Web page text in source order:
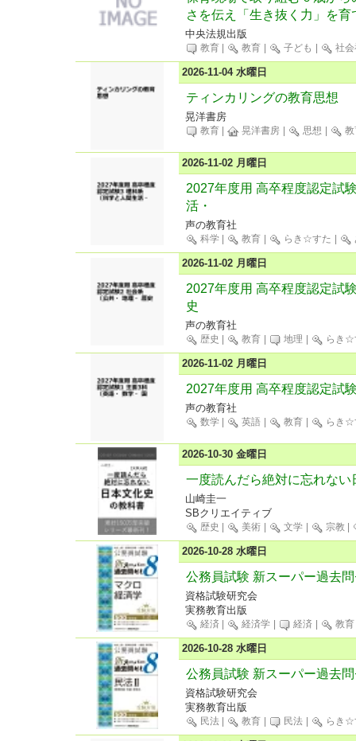
さを伝え「生き抜く力」を育
中央法規出版
教育 教育 子ども 社
2026-11-04 水曜日
ティンカリングの教育思想
晃洋書房
教育 晃洋書房 思想 教
2026-11-02 月曜日
2027年度用 高卒程度認定試
活・
声の教育社
科学 教育 らき☆すた
2026-11-02 月曜日
2027年度用 高卒程度認定試
史
声の教育社
歴史 教育 地理 らき☆
2026-11-02 月曜日
2027年度用 高卒程度認定試
声の教育社
数学 英語 教育 らき☆
2026-10-30 金曜日
一度読んだら絶対に忘れない
山崎圭一
SBクリエイティブ
歴史 美術 文学 宗教
2026-10-28 水曜日
公務員試験 新スーパー過去
資格試験研究会
実務教育出版
経済 経済学 経済 教育
2026-10-28 水曜日
公務員試験 新スーパー過去
資格試験研究会
実務教育出版
民法 教育 民法 らき☆